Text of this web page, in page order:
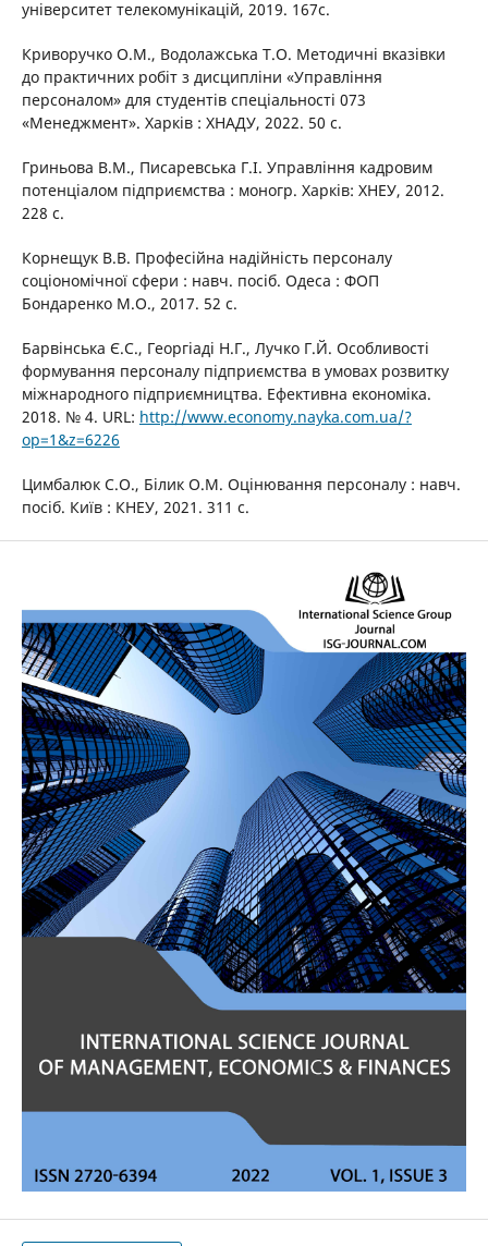
університет телекомунікацій, 2019. 167с.
Криворучко О.М., Водолажська Т.О. Методичні вказівки
до практичних робіт з дисципліни «Управління
персоналом» для студентів спеціальності 073
«Менеджмент». Харків : ХНАДУ, 2022. 50 с.
Гриньова В.М., Писаревська Г.І. Управління кадровим
потенціалом підприємства : моногр. Харків: ХНЕУ, 2012.
228 с.
Корнещук В.В. Професійна надійність персоналу
соціономічної сфери : навч. посіб. Одеса : ФОП
Бондаренко М.О., 2017. 52 с.
Барвінська Є.С., Георгіаді Н.Г., Лучко Г.Й. Особливості
формування персоналу підприємства в умовах розвитку
міжнародного підприємництва. Ефективна економіка.
2018. № 4. URL: http://www.economy.nayka.com.ua/?
op=1&z=6226
Цимбалюк С.О., Білик О.М. Оцінювання персоналу : навч.
посіб. Київ : КНЕУ, 2021. 311 с.